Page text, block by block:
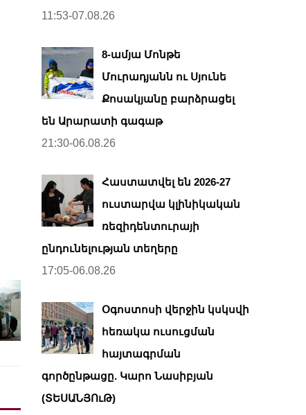
11:53-07.08.26
8-ամյա Մոնթե
Մուրադյանն ու Սյունե
Քոսակյանը բարձրացել
են Արարատի գագաթ
21:30-06.08.26
Հաստատվել են 2026-27
ուստարվա կլինիկական
ռեզիդենտուրայի
ընդունելության տեղերը
17:05-06.08.26
Օգոստոսի վերջին կսկսվի
հեռակա ուսուցման
հայտագրման
գործընթացը. Կարո Նասիբյան
(ՏԵՍԱՆՅՈւԹ)